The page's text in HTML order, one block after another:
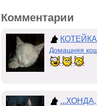
Комментарии
КОТЕЙКА
Домашняя